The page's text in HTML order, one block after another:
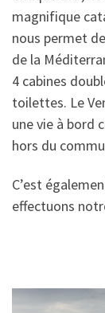
magnifique
nous permet
de la
4 cabines
toilettes. Le
une vie à bord
hors du
C’est
effectuons